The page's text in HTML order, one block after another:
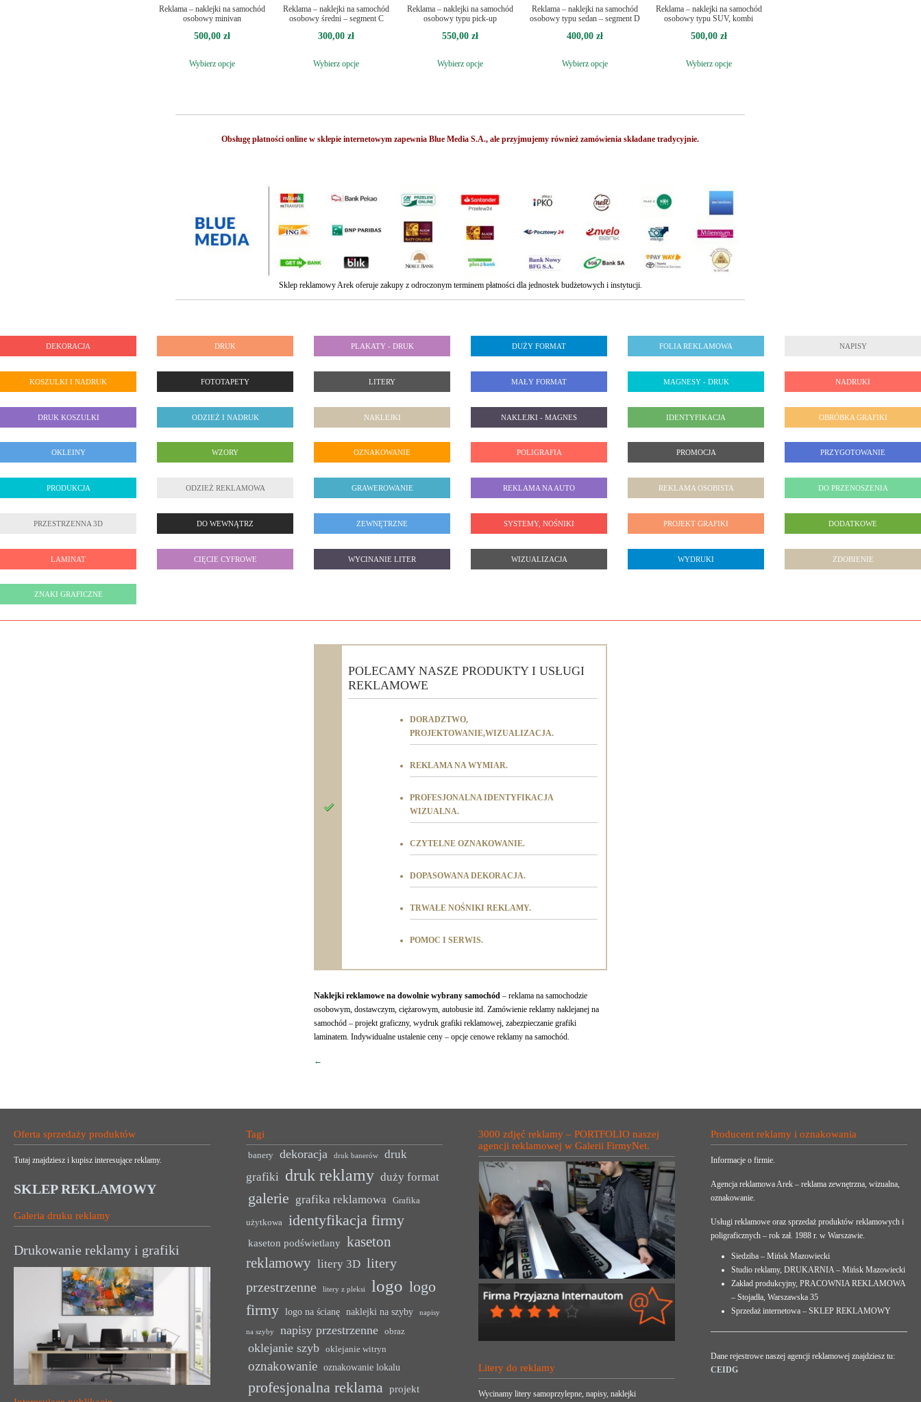
Reklama – naklejki na samochód
osobowy minivan
500,00zł
Wybierz opcje
Reklama – naklejki na samochód
osobowy średni – segment C
300,00zł
Wybierz opcje
Reklama – naklejki na samochód
osobowy typu pick-up
550,00zł
Wybierz opcje
Reklama – naklejki na samochód
osobowy typu sedan – segment D
400,00 zł
Wybierz opcje
Reklama – naklejki na samochód
osobowy typu SUV, kombi
500,00 zł
Wybierz opcje
Obsługę płatności online w sklepie internetowym zapewnia Blue Media S.A., ale przyjmujemy również zamówienia składane tradycyjnie.
Sklep reklamowy Arek oferuje zakupy z odroczonym terminem płatności dla jednostek budżetowych i instytucji.
DEKORACJA DRUK PLAKATY - DRUK DUŻY FORMAT FOLIA REKLAMOWA NAPISY
KOSZULKI I NADRUK FOTOTAPETY LITERY MAŁY FORMAT MAGNESY - DRUK NADRUKI
DRUK KOSZULKI ODZIEŻ I NADRUK NAKLEJKI NAKLEJKI - MAGNES IDENTYFIKACJA OBRÓBKA GRAFIKI
OKLEINY WZORY OZNAKOWANIE POLIGRAFIA PROMOCJA PRZYGOTOWANIE
PRODUKCJA ODZIEŻ REKLAMOWA GRAWEROWANIE REKLAMA NA AUTO REKLAMA OSOBISTA DO PRZENOSZENIA
PRZESTRZENNA 3D DO WEWNĄTRZ ZEWNĘTRZNE SYSTEMY, NOŚNIKI PROJEKT GRAFIKI DODATKOWE
LAMINAT CIĘCIE CYFROWE WYCINANIE LITER WIZUALIZACJA WYDRUKI ZDOBIENIE
ZNAKI GRAFICZNE
POLECAMY NASZE PRODUKTY I USŁUGI
REKLAMOWE
DORADZTWO,
PROJEKTOWANIE,WIZUALIZACJA.
REKLAMA NA WYMIAR.
PROFESJONALNA IDENTYFIKACJA
WIZUALNA.
CZYTELNE OZNAKOWANIE.
DOPASOWANA DEKORACJA.
TRWAŁE NOŚNIKI REKLAMY.
POMOC I SERWIS.
Naklejki reklamowe na dowolnie wybrany samochód – reklama na samochodzie
osobowym, dostawczym, ciężarowym, autobusie itd. Zamówienie reklamy naklejanej na
samochód – projekt graficzny, wydruk grafiki reklamowej, zabezpieczanie grafiki
laminatem. Indywidualne ustalenie ceny – opcje cenowe reklamy na samochód.
←
Oferta sprzedaży produktów
Tutaj znajdziesz i kupisz interesujące reklamy.
SKLEP REKLAMOWY
Galeria druku reklamy
Drukowanie reklamy i grafiki
Tagi
banery dekoracja druk banerów
druk
grafiki druk reklamy duży format
galerie grafika reklamowa Grafika
użytkowa identyfikacja firmy
kaseton podświetlany kaseton
reklamowy litery 3D litery
przestrzenne
litery z pleksi logo logo
firmy
logo na ścianę naklejki na szyby napisy
na szyby napisy przestrzenne obraz
oklejanie szyb oklejanie witryn
oznakowanie oznakowanie lokalu
profesjonalna reklama projekt
3000 zdjęć reklamy – PORTFOLIO naszej
agencji reklamowej w Galerii FirmyNet.
Litery do reklamy
Wycinamy litery samoprzylepne, napisy, naklejki
Producent reklamy i oznakowania
Informacje o firmie.
Agencja reklamowa Arek – reklama zewnętrzna, wizualna,
oznakowanie.
Usługi reklamowe oraz sprzedaż produktów reklamowych i
poligraficznych – rok zał. 1988 r. w Warszawie.
Siedziba – Mińsk Mazowiecki
Studio reklamy, DRUKARNIA – Mińsk Mazowiecki
Zakład produkcyjny, PRACOWNIA REKLAMOWA
– Stojadła, Warszawska 35
Sprzedaż internetowa – SKLEP REKLAMOWY
Dane rejestrowe naszej agencji reklamowej znajdziesz tu:
CEIDG